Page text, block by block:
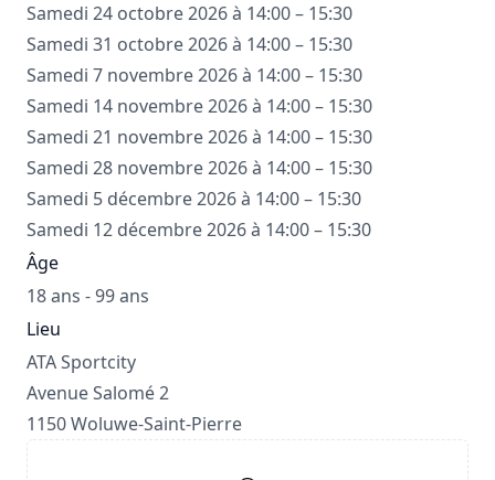
Samedi 24 octobre 2026 à 14:00 – 15:30
Samedi 31 octobre 2026 à 14:00 – 15:30
Samedi 7 novembre 2026 à 14:00 – 15:30
Samedi 14 novembre 2026 à 14:00 – 15:30
Samedi 21 novembre 2026 à 14:00 – 15:30
Samedi 28 novembre 2026 à 14:00 – 15:30
Samedi 5 décembre 2026 à 14:00 – 15:30
Samedi 12 décembre 2026 à 14:00 – 15:30
Âge
18 ans - 99 ans
Lieu
ATA Sportcity
Avenue Salomé 2
1150 Woluwe-Saint-Pierre